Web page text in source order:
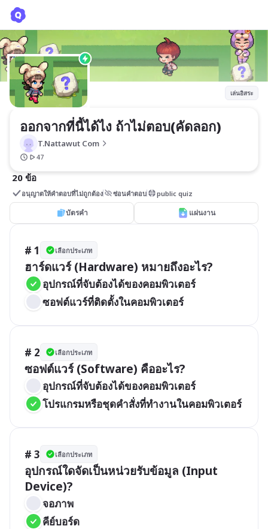
เล่นอิสระ
ออกจากที่นี้ได้ไง ถ้าไม่ตอบ(คัดลอก)
T.Nattawut Com
47
20 ข้อ
อนุญาตให้คำตอบที่ไม่ถูกต้อง ซ่อนคำตอบ public quiz
บัตรคำ แผ่นงาน
# 1 เลือกประเภท
ฮาร์ดแวร์ (Hardware) หมายถึงอะไร?
อุปกรณ์ที่จับต้องได้ของคอมพิวเตอร์
ซอฟต์แวร์ที่ติดตั้งในคอมพิวเตอร์
# 2 เลือกประเภท
ซอฟต์แวร์ (Software) คืออะไร?
อุปกรณ์ที่จับต้องได้ของคอมพิวเตอร์
โปรแกรมหรือชุดคำสั่งที่ทำงานในคอมพิวเตอร์
# 3 เลือกประเภท
อุปกรณ์ใดจัดเป็นหน่วยรับข้อมูล (Input
Device)?
จอภาพ
คีย์บอร์ด